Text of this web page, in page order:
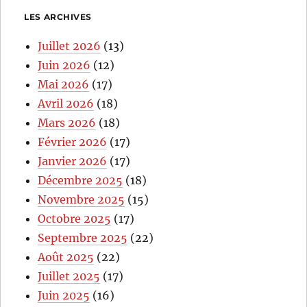
LES ARCHIVES
Juillet 2026 (13)
Juin 2026 (12)
Mai 2026 (17)
Avril 2026 (18)
Mars 2026 (18)
Février 2026 (17)
Janvier 2026 (17)
Décembre 2025 (18)
Novembre 2025 (15)
Octobre 2025 (17)
Septembre 2025 (22)
Août 2025 (22)
Juillet 2025 (17)
Juin 2025 (16)